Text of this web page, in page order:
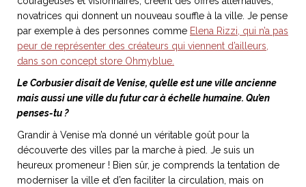
novatrices qui donnent un nouveau souffle à la ville. Je pense
par exemple à des personnes comme Elena Rizzi, qui n’a pas
peur de représenter des créateurs qui viennent d’ailleurs,
dans son concept store Ohmyblue.
Le Corbusier disait de Venise, qu’elle est une ville ancienne
mais aussi une ville du futur car à échelle humaine. Qu’en
penses-tu ?
Grandir à Venise m’a donné un véritable goût pour la
découverte des villes par la marche à pied. Je suis un
heureux promeneur ! Bien sûr, je comprends la tentation de
moderniser la ville et d’en faciliter la circulation, mais on